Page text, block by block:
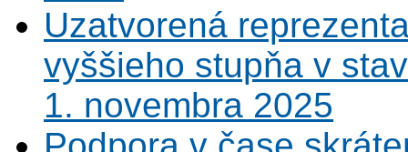
Uzatvorená
vyššieho stupňa v
1. novembra 2025